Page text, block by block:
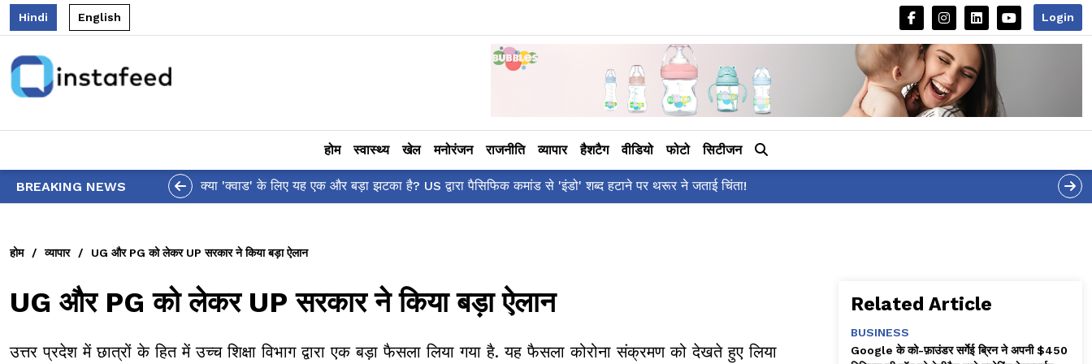
Hindi English Login
होम स्वास्थ्य खेल मनोरंजन राजनीति व्यापार हैशटैग वीडियो फोटो सिटीजन
BREAKING NEWS
द्वारा पैसिफिक कमांड से 'इंडो' शब्द हटाने पर थरूर ने जताई चिंता! आलिया भट्ट का मज़ेदार 'शर्वरी कहाँ है?' पोस्ट, 'अल्फा' टीज़र पर उठे सवालों का मज़ाकिया जवाब!
होम / व्यापार / UG और PG को लेकर UP सरकार ने किया बड़ा ऐलान
UG और PG को लेकर UP सरकार ने किया बड़ा ऐलान
उत्तर प्रदेश में छात्रों के हित में उच्च शिक्षा विभाग द्वारा एक बड़ा फैसला लिया गया है. यह फैसला कोरोना संक्रमण को देखते हुए लिया
Related Article
BUSINESS
Google के को-फ़ाउंडर सर्गेई ब्रिन ने अपनी $450